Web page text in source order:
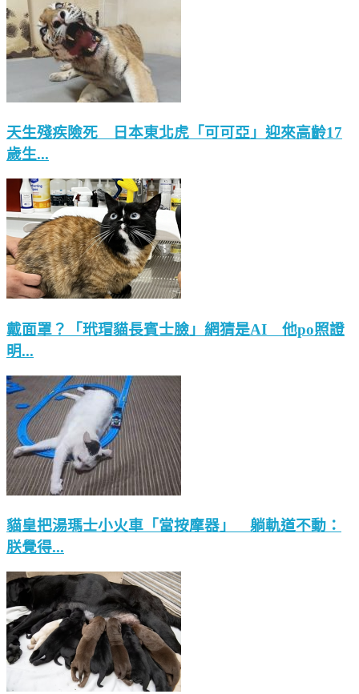
天生殘疾險死 日本東北虎「可可亞」迎來高齡17
歲生...
戴面罩？「玳瑁貓長賓士臉」網猜是AI 他po照證
明...
貓皇把湯瑪士小火車「當按摩器」 躺軌道不動：
朕覺得...